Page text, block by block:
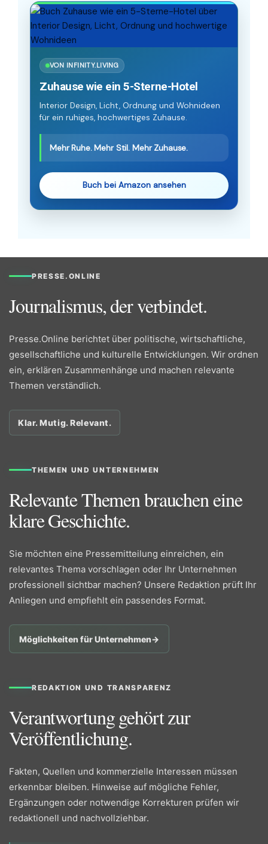
VON INFINITY.LIVING
Zuhause wie ein 5-Sterne-Hotel
Interior Design, Licht, Ordnung und Wohnideen
für ein ruhiges, hochwertiges Zuhause.
Mehr Ruhe. Mehr Stil. Mehr Zuhause.
Buch bei Amazon ansehen
PRESSE.ONLINE
Journalismus, der verbindet.
Presse.Online berichtet über politische, wirtschaftliche,
gesellschaftliche und kulturelle Entwicklungen. Wir ordnen
ein, erklären Zusammenhänge und machen relevante
Themen verständlich.
Klar. Mutig. Relevant.
THEMEN UND UNTERNEHMEN
Relevante Themen brauchen eine
klare Geschichte.
Sie möchten eine Pressemitteilung einreichen, ein
relevantes Thema vorschlagen oder Ihr Unternehmen
professionell sichtbar machen? Unsere Redaktion prüft Ihr
Anliegen und empfiehlt ein passendes Format.
Möglichkeiten für Unternehmen→
REDAKTION UND TRANSPARENZ
Verantwortung gehört zur
Veröffentlichung.
Fakten, Quellen und kommerzielle Interessen müssen
erkennbar bleiben. Hinweise auf mögliche Fehler,
Ergänzungen oder notwendige Korrekturen prüfen wir
redaktionell und nachvollziehbar.